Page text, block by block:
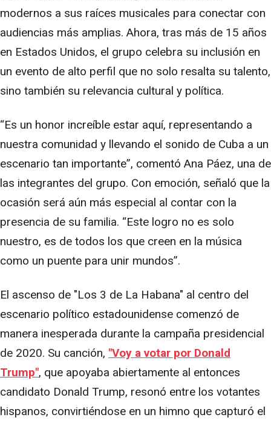
modernos a sus raíces musicales para conectar con
audiencias más amplias. Ahora, tras más de 15 años
en Estados Unidos, el grupo celebra su inclusión en
un evento de alto perfil que no solo resalta su talento,
sino también su relevancia cultural y política.
“Es un honor increíble estar aquí, representando a
nuestra comunidad y llevando el sonido de Cuba a un
escenario tan importante”, comentó Ana Páez, una de
las integrantes del grupo. Con emoción, señaló que la
ocasión será aún más especial al contar con la
presencia de su familia. “Este logro no es solo
nuestro, es de todos los que creen en la música
como un puente para unir mundos”.
El ascenso de "Los 3 de La Habana" al centro del
escenario político estadounidense comenzó de
manera inesperada durante la campaña presidencial
de 2020. Su canción, "Voy a votar por Donald
Trump", que apoyaba abiertamente al entonces
candidato Donald Trump, resonó entre los votantes
hispanos, convirtiéndose en un himno que capturó el